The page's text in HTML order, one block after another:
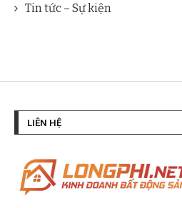
Tin tức – Sự kiện
LIÊN HỆ